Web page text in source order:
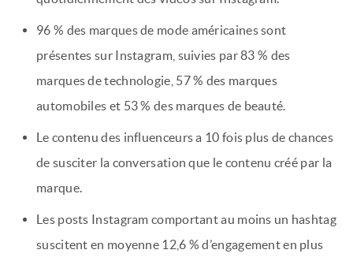
96 % des marques de mode américaines sont
présentes sur Instagram, suivies par 83 % des
marques de technologie, 57 % des marques
automobiles et 53 % des marques de beauté.
Le contenu des influenceurs a 10 fois plus de chances
de susciter la conversation que le contenu créé par la
marque.
Les posts Instagram comportant au moins un hashtag
suscitent en moyenne 12,6 % d’engagement en plus